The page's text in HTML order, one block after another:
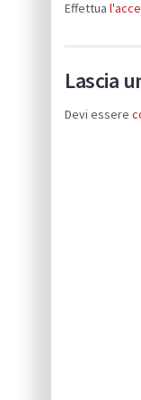
Effettua
Lascia
Devi essere